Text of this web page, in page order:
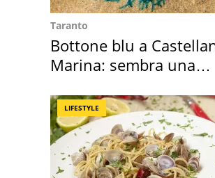
Taranto
Bottone blu a
Marina: sembra una
LIFESTYLE